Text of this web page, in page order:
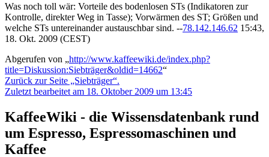
Was noch toll wär: Vorteile des bodenlosen STs (Indikatoren zur
Kontrolle, direkter Weg in Tasse); Vorwärmen des ST; Größen und
welche STs untereinander austauschbar sind. --78.142.146.62 15:43,
18. Okt. 2009 (CEST)
Abgerufen von „http://www.kaffeewiki.de/index.php?
title=Diskussion:Siebträger&oldid=14662“
Zurück zur Seite „Siebträger“.
Zuletzt bearbeitet am 18. Oktober 2009 um 13:45
KaffeeWiki - die Wissensdatenbank rund
um Espresso, Espressomaschinen und
Kaffee